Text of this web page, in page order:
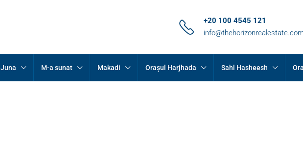
+20 100 4545 121
Juna M-a sunat Makadi Orașul Harjhada Sahl Hasheesh